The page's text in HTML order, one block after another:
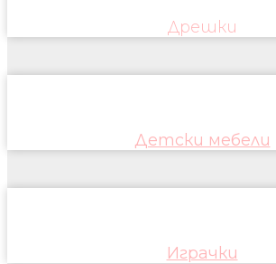
Дрешки
Детски мебели
Играчки